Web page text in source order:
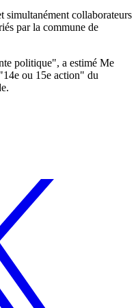
simultanément collaborateurs
par la commune de
politique", a estimé Me
ou 15e action" du